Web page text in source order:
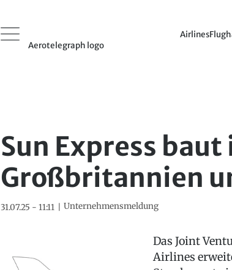
Aerotelegraph logo
Airlines
Sun Express baut
Großbritannien
31.07.25 - 11:11 Unternehmensmeldung
Das Joint
Airlines